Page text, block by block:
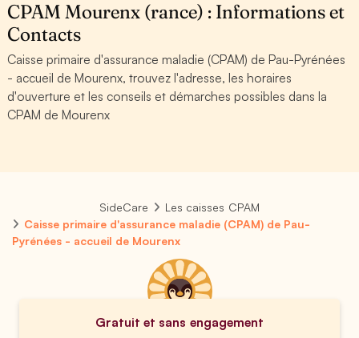
CPAM Mourenx (rance) : Informations et
Contacts
Caisse primaire d'assurance maladie (CPAM) de Pau-Pyrénées
- accueil de Mourenx, trouvez l'adresse, les horaires
d'ouverture et les conseils et démarches possibles dans la
CPAM de Mourenx
SideCare
Les caisses CPAM
Caisse primaire d'assurance maladie (CPAM) de Pau-
Pyrénées - accueil de Mourenx
Gratuit et sans engagement